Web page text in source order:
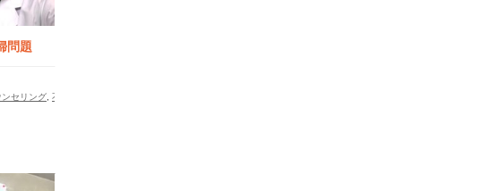
問題
ンセリング 不倫問題